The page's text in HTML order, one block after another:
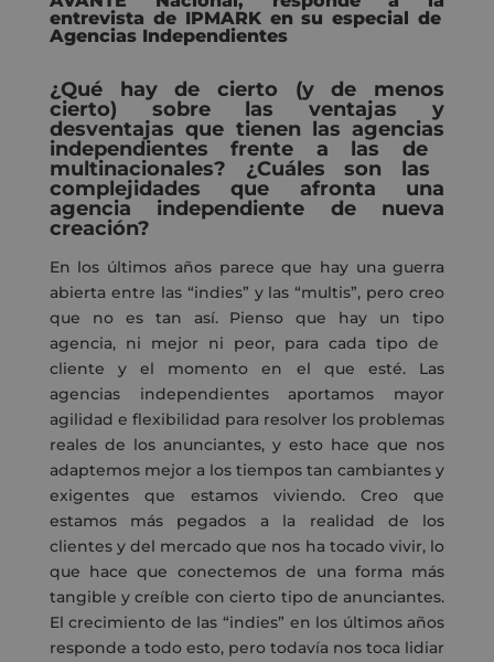
entrevista de IPMARK en su especial de
Agencias Independientes
¿Qué hay de cierto (y de menos
cierto) sobre lasventajas y
desventajasque tienen lasagencias
independientes frente a las de
multinacionales? ¿Cuáles son las
complejidades que afronta una
agencia independiente de nueva
creación?
En los últimos años parece que hay una guerra
abierta entre las “indies” y las“multis”, perocreo
que no es tan así. Pienso que hay un tipo
agencia, ni mejor ni peor, para cada tipo de
cliente y el momento en el que esté. Las
agencias independientesaportamos mayor
agilidad e flexibilidad para resolver los problemas
reales de los anunciantes, y esto hace que nos
adaptemos mejor a los tiempos tan cambiantes y
exigentes que estamos viviendo.Creo que
estamos más pegados a la realidad de
los
clientesy del mercado que nos ha tocado vivir,lo
que hace que conectemos de una forma más
tangible ycreíble con cierto tipo de anunciantes.
El crecimiento de las “indies” en los últimos años
responde a todo esto, pero todavía nos toca lidiar